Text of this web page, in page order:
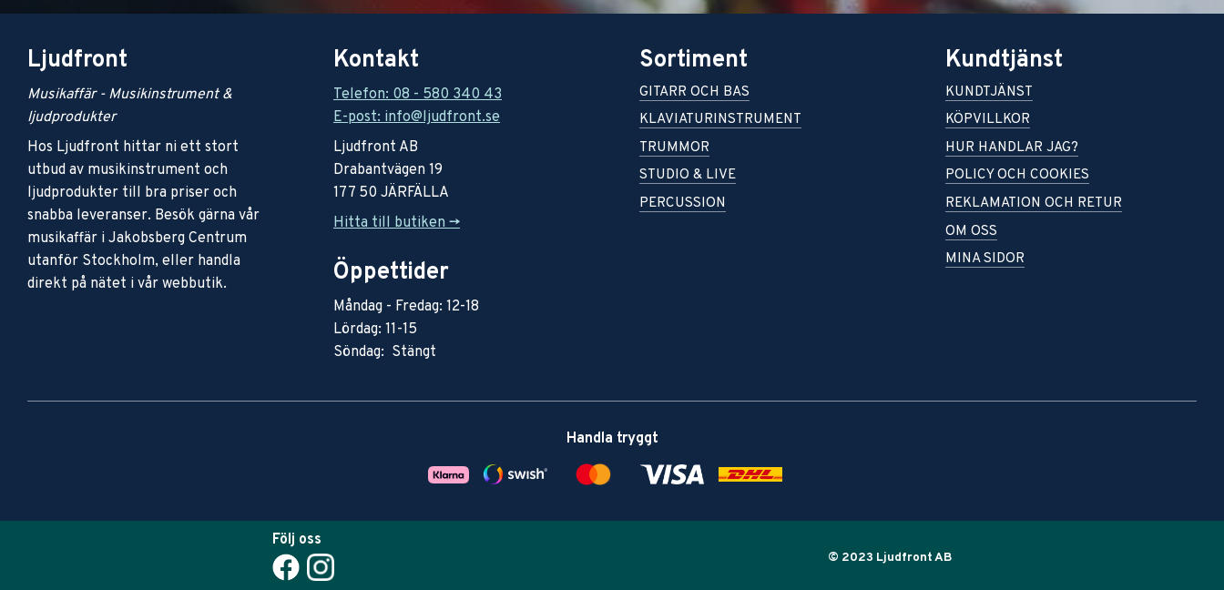
Ljudfront
Musikaffär - Musikinstrument &
ljudprodukter
Hos Ljudfront hittar ni ett stort
utbud av musikinstrument och
ljudprodukter till bra priser och
snabba leveranser. Besök gärna vår
musikaffär i Jakobsberg Centrum
utanför Stockholm, eller handla
direkt på nätet i vår webbutik.
Kontakt
Telefon: 08 - 580 340 43
E-post: info@ljudfront.se
Ljudfront AB
Drabantvägen 19
177 50 JÄRFÄLLA
Hitta till butiken ->
Öppettider
Måndag - Fredag: 12-18
Lördag: 11-15
Söndag: Stängt
Sortiment
GITARR OCH BAS
KLAVIATURINSTRUMENT
TRUMMOR
STUDIO & LIVE
PERCUSSION
Kundtjänst
KUNDTJÄNST
KÖPVILLKOR
HUR HANDLAR JAG?
POLICY OCH COOKIES
REKLAMATION OCH RETUR
OM OSS
MINA SIDOR
Handla tryggt
Följ oss
© 2023 Ljudfront AB